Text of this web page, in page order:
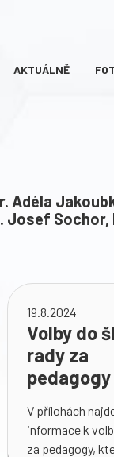
AKTUÁLNĚ
Adéla
Josef Sochor,
19.8.2024
Volby do
rady za
V přílohách
informace k
za pedagogy,